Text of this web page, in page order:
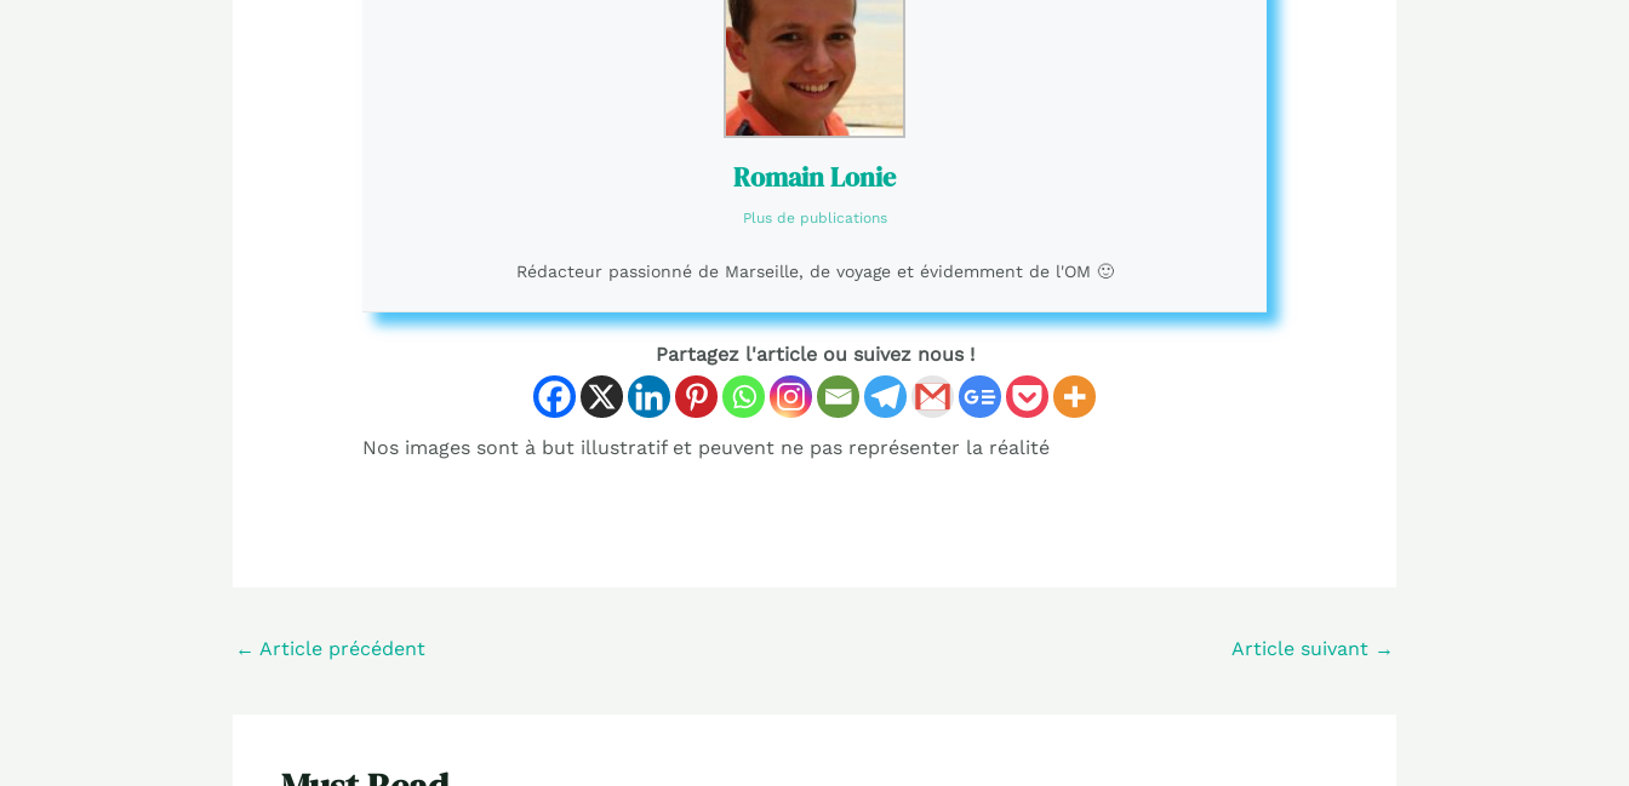
Romain Lonie
Plus de publications
Rédacteur passionné de Marseille, de voyage et évidemment de l'OM 🙂
Partagez l'article ou suivez nous !
Nos images sont à but illustratif et peuvent ne pas représenter la réalité
← Article précédent Article suivant →